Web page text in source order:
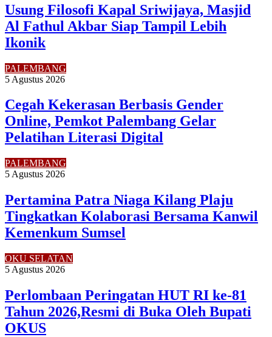
Usung Filosofi Kapal Sriwijaya, Masjid
Al Fathul Akbar Siap Tampil Lebih
Ikonik
PALEMBANG
5 Agustus 2026
Cegah Kekerasan Berbasis Gender
Online, Pemkot Palembang Gelar
Pelatihan Literasi Digital
PALEMBANG
5 Agustus 2026
Pertamina Patra Niaga Kilang Plaju
Tingkatkan Kolaborasi Bersama Kanwil
Kemenkum Sumsel
OKU SELATAN
5 Agustus 2026
Perlombaan Peringatan HUT RI ke-81
Tahun 2026,Resmi di Buka Oleh Bupati
OKUS